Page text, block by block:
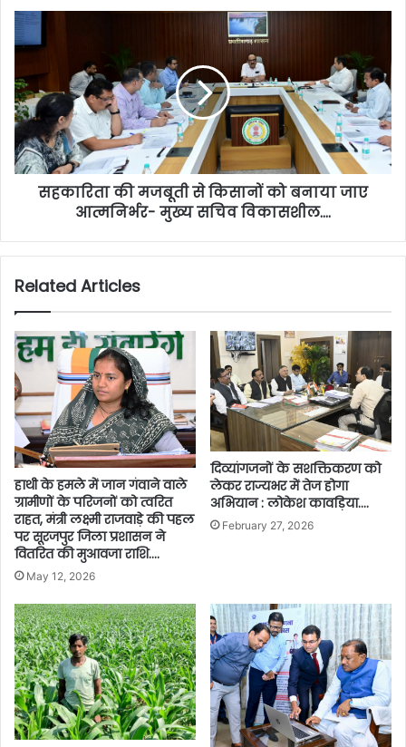
सहकारिता की मजबूती से किसानों को बनाया जाए
आत्मनिर्भर- मुख्य सचिव विकासशील….
Related Articles
हाथी के हमले में जान गंवाने वाले
ग्रामीणों के परिजनों को त्वरित
राहत, मंत्री लक्ष्मी राजवाड़े की पहल
पर सूरजपुर जिला प्रशासन ने
वितरित की मुआवजा राशि….
May 12, 2026
दिव्यांगजनों के सशक्तिकरण को
लेकर राज्यभर में तेज होगा
अभियान : लोकेश कावड़िया….
February 27, 2026